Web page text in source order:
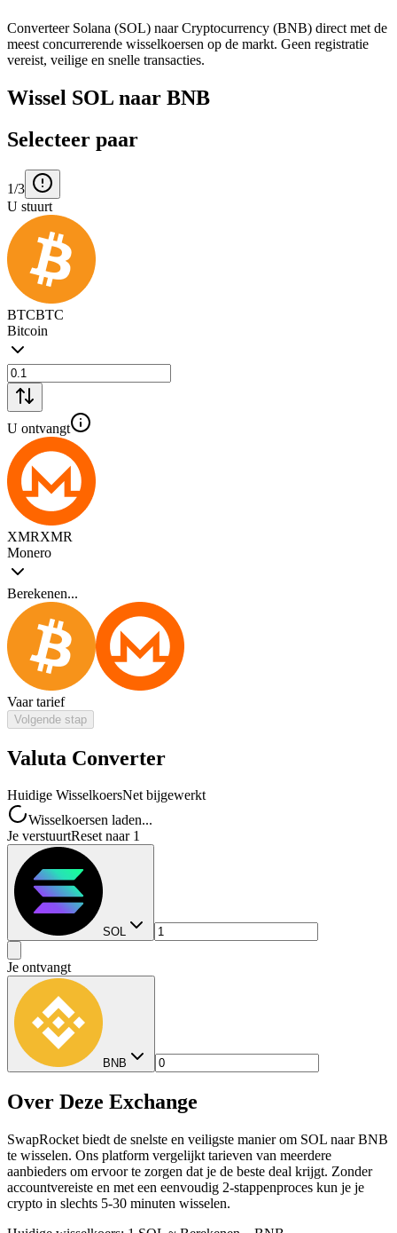
Converteer Solana (SOL) naar Cryptocurrency (BNB) direct met de
meest concurrerende wisselkoersen op de markt. Geen registratie
vereist, veilige en snelle transacties.
Wissel SOL naar BNB
Selecteer paar
1/3
U stuurt
BTCBTC
Bitcoin
U ontvangt
XMRXMR
Monero
Berekenen...
Vaar tarief
Volgende stap
Valuta Converter
Huidige WisselkoersNet bijgewerkt
Wisselkoersen laden...
Je verstuurtReset naar 1
SOL
Je ontvangt
BNB
Over Deze Exchange
SwapRocket biedt de snelste en veiligste manier om SOL naar BNB
te wisselen. Ons platform vergelijkt tarieven van meerdere
aanbieders om ervoor te zorgen dat je de beste deal krijgt. Zonder
accountvereiste en met een eenvoudig 2-stappenproces kun je je
crypto in slechts 5-30 minuten wisselen.